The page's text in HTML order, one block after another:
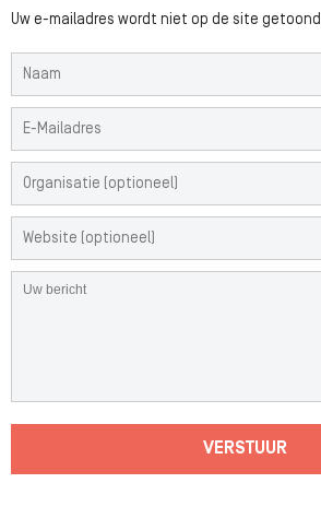
Uw e-mailadres wordt niet op de site getoond
VERSTUUR